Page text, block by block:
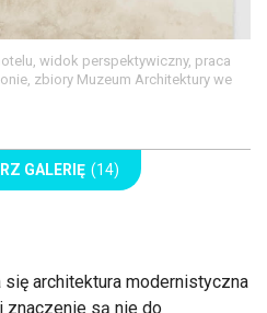
widok perspektywiczny, praca
zbiory Muzeum Architektury we
GALERIĘ (14)
się architektura modernistyczna
znaczenie są nie do